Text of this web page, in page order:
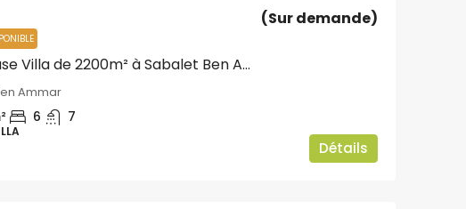
Somptueuse Villa de 2200m² à Sabalet Ben Ammar
(Sur demande)
Ammar
6 7
Détails